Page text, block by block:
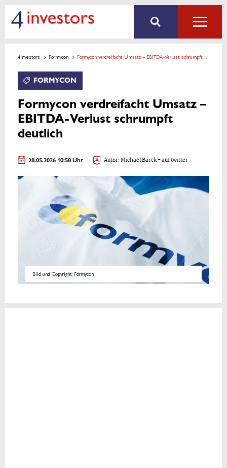
4investors Formycon Formycon verdreifacht Umsatz – EBITDA-Verlust schrumpft deutlich
FORMYCON
Formycon verdreifacht Umsatz –
EBITDA-Verlust schrumpft
deutlich
28.05.2026 10:58 Uhr Autor:Michael Barck- auf twitter
Bild und Copyright: Formycon.